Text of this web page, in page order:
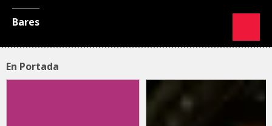
Bares
En Portada